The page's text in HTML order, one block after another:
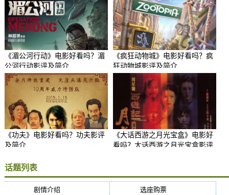
《湄公河行动》电影好看吗？湄
公河行动影评及简介
《疯狂动物城》电影好看吗？疯
狂动物城影评及简介
《功夫》电影好看吗？功夫影评
及简介
《大话西游之月光宝盒》电影好
看吗？大话西游之月光宝盒影评
话题列表
剧情介绍 选座购票(5384)